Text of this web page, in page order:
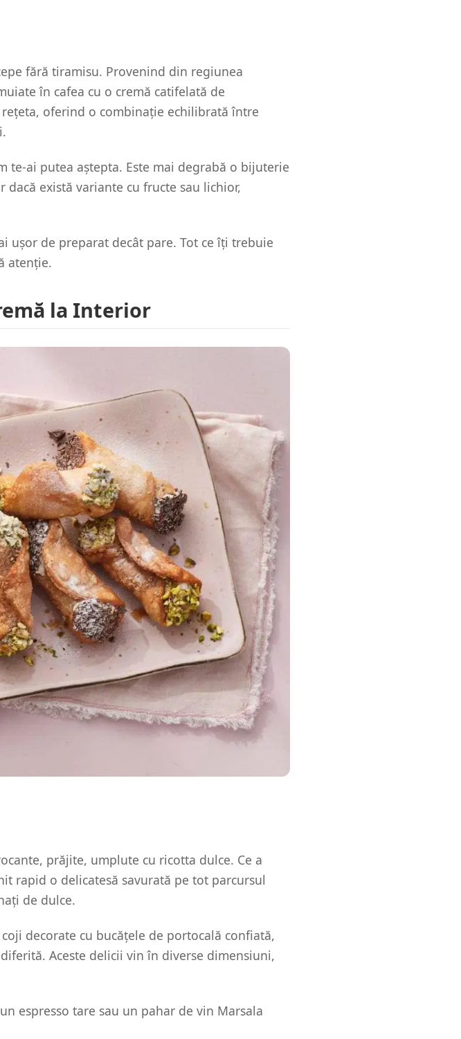
fără tiramisu. Provenind din regiunea
în cafea cu o cremă catifelată de
oferind o combinație echilibrată între
te-ai putea aștepta. Este mai degrabă o bijuterie
există variante cu fructe sau lichior,
ușor de preparat decât pare. Tot ce îți trebuie
atenție.
la Interior
prăjite, umplute cu ricotta dulce. Ce a
rapid o delicatesă savurată pe tot parcursul
de dulce.
decorate cu bucățele de portocală confiată,
Aceste delicii vin în diverse dimensiuni,
espresso tare sau un pahar de vin Marsala